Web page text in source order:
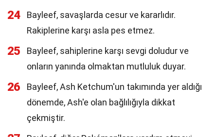
24
Bayleef, savaşlarda cesur ve kararlıdır.
Rakiplerine karşı asla pes etmez.
25
Bayleef, sahiplerine karşı sevgi doludur ve
onların yanında olmaktan mutluluk duyar.
26
Bayleef, Ash Ketchum'un takımında yer aldığı
dönemde, Ash'e olan bağlılığıyla dikkat
çekmiştir.